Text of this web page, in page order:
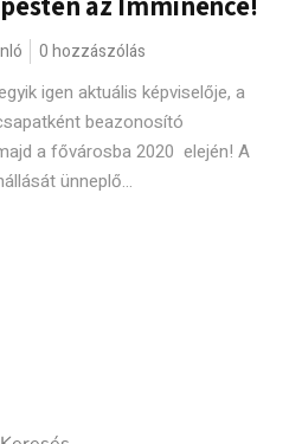
0 hozzászólás
igen aktuális képviselője, a
beazonosító
a fővárosba 2020 elején! A
ünneplő...